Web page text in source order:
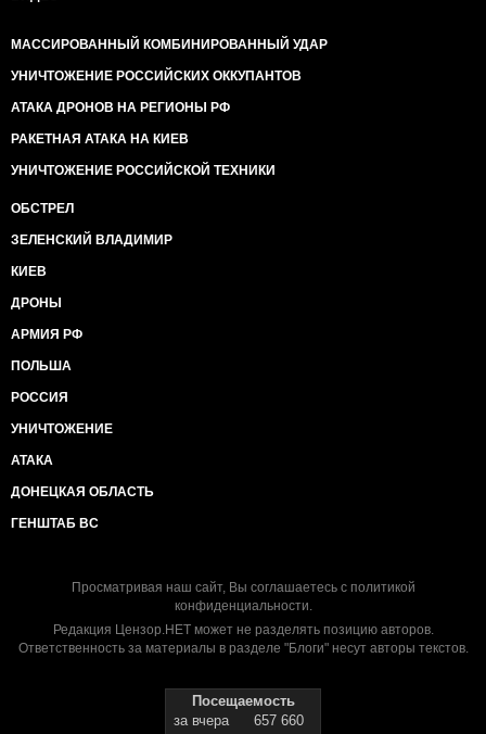
МАССИРОВАННЫЙ КОМБИНИРОВАННЫЙ УДАР
УНИЧТОЖЕНИЕ РОССИЙСКИХ ОККУПАНТОВ
АТАКА ДРОНОВ НА РЕГИОНЫ РФ
РАКЕТНАЯ АТАКА НА КИЕВ
УНИЧТОЖЕНИЕ РОССИЙСКОЙ ТЕХНИКИ
ОБСТРЕЛ
ЗЕЛЕНСКИЙ ВЛАДИМИР
КИЕВ
ДРОНЫ
АРМИЯ РФ
ПОЛЬША
РОССИЯ
УНИЧТОЖЕНИЕ
АТАКА
ДОНЕЦКАЯ ОБЛАСТЬ
ГЕНШТАБ ВС
Просматривая наш сайт, Вы соглашаетесь с политикой
конфиденциальности.
Редакция Цензор.НЕТ может не разделять позицию авторов.
Ответственность за материалы в разделе "Блоги" несут авторы текстов.
Посещаемость
за вчера
657 660